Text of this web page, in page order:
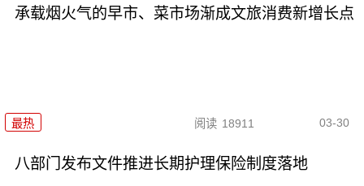
承载烟火气的早市、菜市场渐成文旅消费新增长点
最热 阅读 18911 03-30
八部门发布文件推进长期护理保险制度落地